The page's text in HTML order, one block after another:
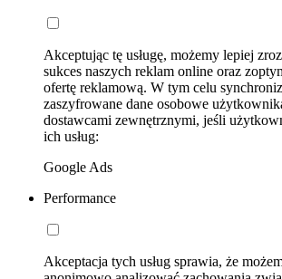
Akceptując tę usługę, możemy lepiej
sukces naszych reklam online oraz
ofertę reklamową. W tym celu
zaszyfrowane dane osobowe
dostawcami zewnętrznymi, jeśli
ich usług:
Google Ads
Performance
Akceptacja tych usług sprawia, że